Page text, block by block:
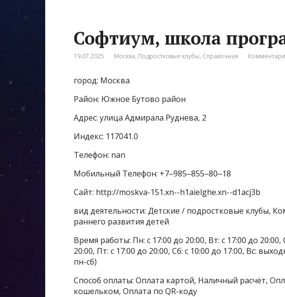
Софтиум, школа
19.07.2025 Москва, Подростковые клубы, Справочная
город: Москва
Район: Южное Бутово район
Адрес: улица Адмирала Руднева, 2
Индекс: 117041.0
Телефон: nan
Мобильный Телефон: +7‒985‒855‒80‒18
Сайт: http://moskva-151.xn--h1aielghe.xn--d1acj3b
вид деятельности: Детские / подростковые клубы,
раннего развития детей
Время работы: Пн: с 17:00 до 20:00, Вт: с 17:00 до 20:00,
20:00, Пт: с 17:00 до 20:00, Сб: с 10:00 до 17:00, Вс:
пн-сб)
Способ оплаты: Оплата картой, Наличный расчёт,
кошельком, Оплата по QR-коду